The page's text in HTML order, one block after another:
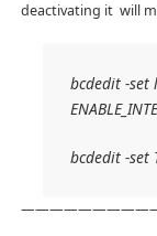
deactivating it will
bcdedit -set
bcdedit -set